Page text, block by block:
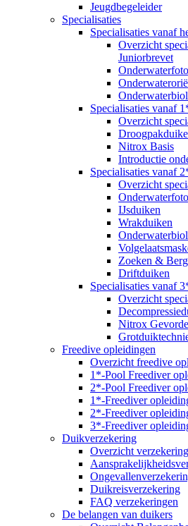
Jeugdbegeleider
Specialisaties
Specialisaties vanaf
Overzicht
Juniorbrevet
Specialisaties vanaf
Overzicht
Nitrox Basis
Introductie
Specialisaties vanaf
Overzicht
IJsduiken
Wrakduiken
Zoeken &
Driftduiken
Specialisaties vanaf
Overzicht
Nitrox
Freedive opleidingen
Overzicht freedive
1*-Pool Freediver
2*-Pool Freediver
1*-Freediver
2*-Freediver
3*-Freediver
Duikverzekering
Overzicht
Duikreisverzekering
FAQ verzekeringen
De belangen van duikers